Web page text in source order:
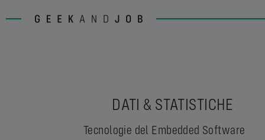
DATI & STATISTICHE
Tecnologie del Embedded Software